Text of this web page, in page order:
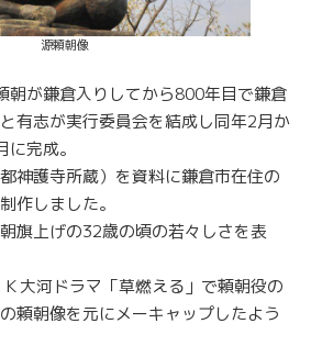
源頼朝像
朝が鎌倉入りしてから800年目で鎌倉
有志が実行委員会を結成し同年2月か
完成。
神護寺所蔵）を資料に鎌倉市在住の
作しました。
旗上げの32歳の頃の若々しさを表
大河ドラマ「草燃える」で頼朝役の
頼朝像を元にメーキャップしたよう